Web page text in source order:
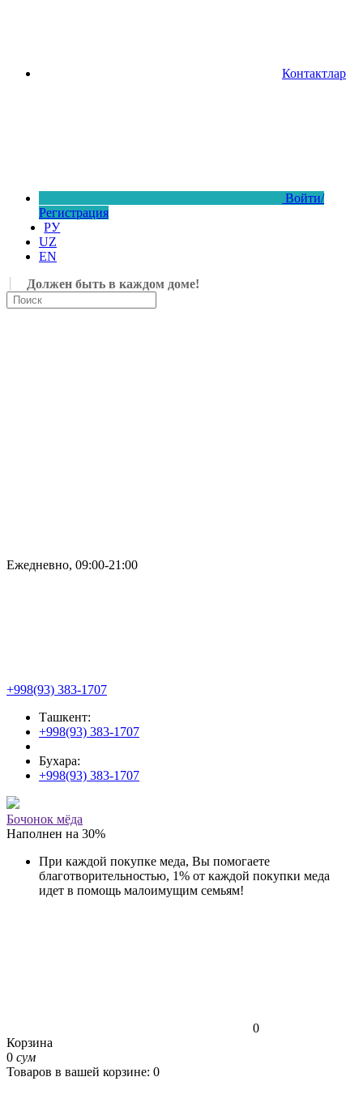
Контактлар
Войти/
Регистрация
РУ
UZ
EN
Должен быть в каждом доме!
Ежедневно, 09:00-21:00
+998(93) 383-1707
Ташкент:
+998(93) 383-1707
Бухара:
+998(93) 383-1707
Бочонок мёда
Наполнен на 30%
При каждой покупке меда, Вы помогаете
благотворительностью, 1% от каждой покупки меда
идет в помощь малоимущим семьям!
0
Корзина
0 сум
Товаров в вашей корзине: 0